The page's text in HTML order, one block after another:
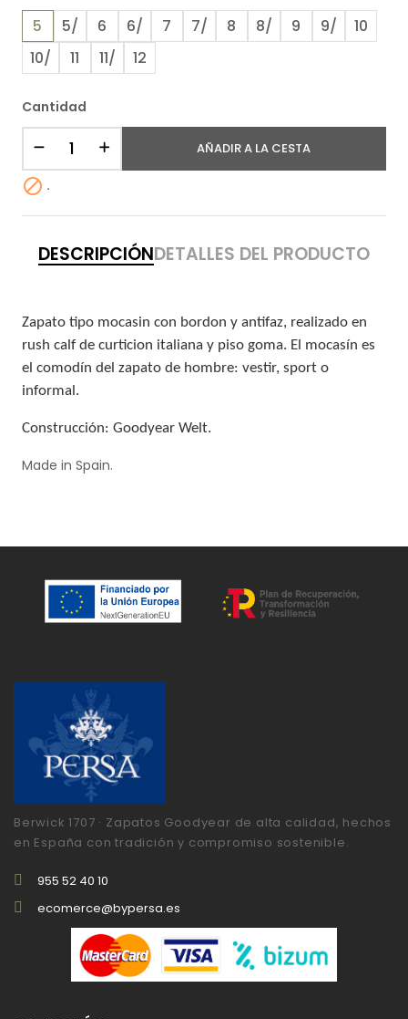
5 5/ 6 6/ 7 7/ 8 8/ 9 9/
10
10/
11 11/ 12
Cantidad
AÑADIR A LA CESTA
 .
DESCRIPCIÓNDETALLES DEL PRODUCTO
Zapato tipo mocasin con bordon y antifaz, realizado en
rush calf de curticion italiana y piso goma. El mocasín es
el comodín del zapato de hombre: vestir, sport o
informal.
Construcción: Goodyear Welt.
Made in Spain.
Berwick 1707 · Zapatos Goodyear de alta calidad, hechos
en España con tradición y compromiso sostenible.
955 52 40 10
ecomerce@bypersa.es